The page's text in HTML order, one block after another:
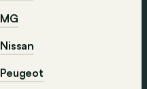
MG
Nissan
Peugeot